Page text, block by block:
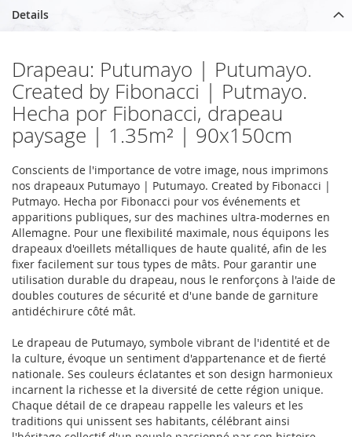
Details
Drapeau: Putumayo | Putumayo.
Created by Fibonacci | Putmayo.
Hecha por Fibonacci, drapeau
paysage | 1.35m² | 90x150cm
Conscients de l'importance de votre image, nous imprimons
nos drapeaux Putumayo | Putumayo. Created by Fibonacci |
Putmayo. Hecha por Fibonacci pour vos événements et
apparitions publiques, sur des machines ultra-modernes en
Allemagne. Pour une flexibilité maximale, nous équipons les
drapeaux d'oeillets métalliques de haute qualité, afin de les
fixer facilement sur tous types de mâts. Pour garantir une
utilisation durable du drapeau, nous le renforçons à l'aide de
doubles coutures de sécurité et d'une bande de garniture
antidéchirure côté mât.
Le drapeau de Putumayo, symbole vibrant de l'identité et de
la culture, évoque un sentiment d'appartenance et de fierté
nationale. Ses couleurs éclatantes et son design harmonieux
incarnent la richesse et la diversité de cette région unique.
Chaque détail de ce drapeau rappelle les valeurs et les
traditions qui unissent ses habitants, célébrant ainsi